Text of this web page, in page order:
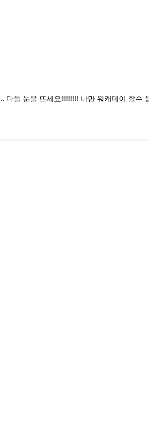
다들 눈을 뜨세요!!!!!!!!! 나만 워캐데이 할수